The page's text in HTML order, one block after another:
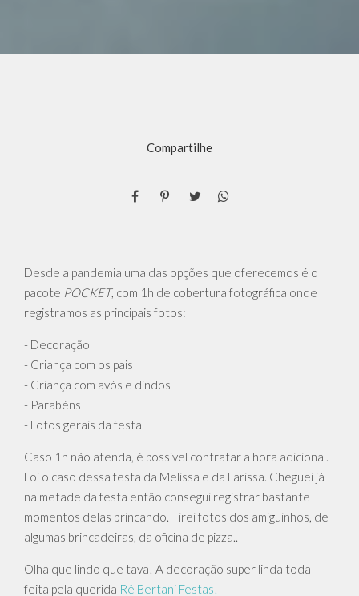
Compartilhe
Desde a pandemia uma das opções que oferecemos é o
pacote POCKET, com 1h de cobertura fotográfica onde
registramos as principais fotos:
- Decoração
- Criança com os pais
- Criança com avós e dindos
- Parabéns
- Fotos gerais da festa
Caso 1h não atenda, é possível contratar a hora adicional.
Foi o caso dessa festa da Melissa e da Larissa. Cheguei já
na metade da festa então consegui registrar bastante
momentos delas brincando. Tirei fotos dos amiguinhos, de
algumas brincadeiras, da oficina de pizza..
Olha que lindo que tava! A decoração super linda toda
feita pela querida Rê Bertani Festas!